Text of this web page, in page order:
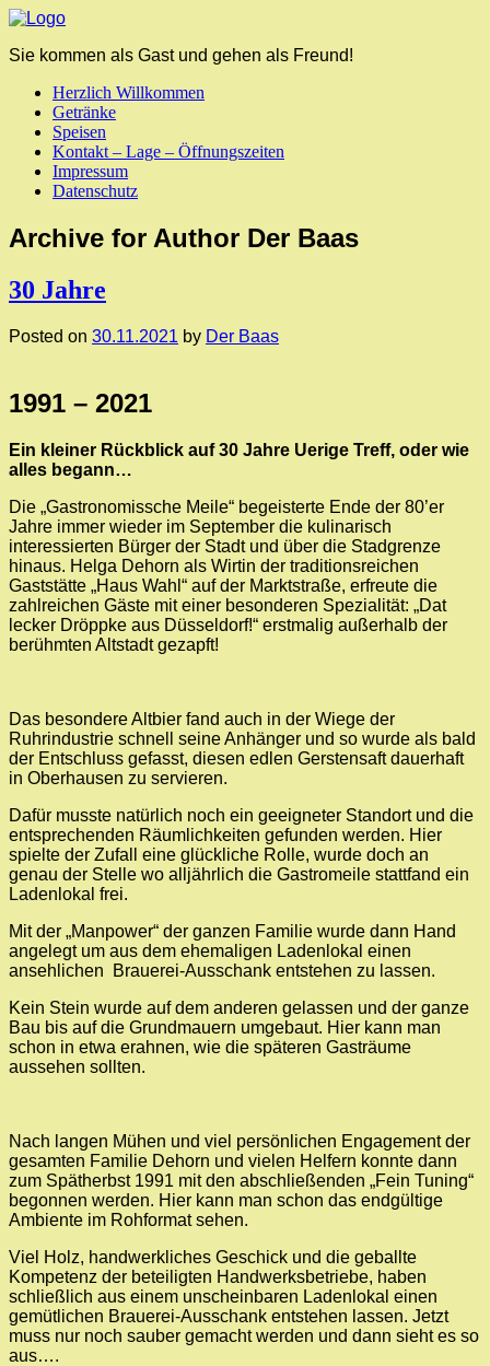
Sie kommen als Gast und gehen als Freund!
Herzlich Willkommen
Getränke
Speisen
Kontakt – Lage – Öffnungszeiten
Impressum
Datenschutz
Archive for Author Der Baas
30 Jahre
Posted on 30.11.2021 by Der Baas
1991 – 2021
Ein kleiner Rückblick auf 30 Jahre Uerige Treff, oder wie
alles begann…
Die „Gastronomissche Meile“ begeisterte Ende der 80’er
Jahre immer wieder im September die kulinarisch
interessierten Bürger der Stadt und über die Stadgrenze
hinaus. Helga Dehorn als Wirtin der traditionsreichen
Gaststätte „Haus Wahl“ auf der Marktstraße, erfreute die
zahlreichen Gäste mit einer besonderen Spezialität: „Dat
lecker Dröppke aus Düsseldorf!“ erstmalig außerhalb der
berühmten Altstadt gezapft!
Das besondere Altbier fand auch in der Wiege der
Ruhrindustrie schnell seine Anhänger und so wurde als bald
der Entschluss gefasst, diesen edlen Gerstensaft dauerhaft
in Oberhausen zu servieren.
Dafür musste natürlich noch ein geeigneter Standort und die
entsprechenden Räumlichkeiten gefunden werden. Hier
spielte der Zufall eine glückliche Rolle, wurde doch an
genau der Stelle wo alljährlich die Gastromeile stattfand ein
Ladenlokal frei.
Mit der „Manpower“ der ganzen Familie wurde dann Hand
angelegt um aus dem ehemaligen Ladenlokal einen
ansehlichen Brauerei-Ausschank entstehen zu lassen.
Kein Stein wurde auf dem anderen gelassen und der ganze
Bau bis auf die Grundmauern umgebaut. Hier kann man
schon in etwa erahnen, wie die späteren Gasträume
aussehen sollten.
Nach langen Mühen und viel persönlichen Engagement der
gesamten Familie Dehorn und vielen Helfern konnte dann
zum Spätherbst 1991 mit den abschließenden „Fein Tuning“
begonnen werden. Hier kann man schon das endgültige
Ambiente im Rohformat sehen.
Viel Holz, handwerkliches Geschick und die geballte
Kompetenz der beteiligten Handwerksbetriebe, haben
schließlich aus einem unscheinbaren Ladenlokal einen
gemütlichen Brauerei-Ausschank entstehen lassen. Jetzt
muss nur noch sauber gemacht werden und dann sieht es so
aus….